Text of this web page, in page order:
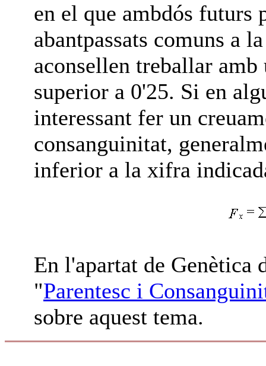
en el que ambdós
abantpassats comuns a
aconsellen treballar
superior a 0'25. Si en
interessant fer un
consanguinitat,
inferior a la xifra
En l'apartat de Genètica
"Parentesc i
sobre aquest tema.